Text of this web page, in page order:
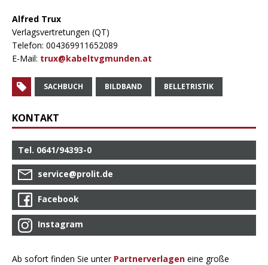
Alfred Trux
Verlagsvertretungen (QT)
Telefon: 004369911652089
E-Mail: trux@kabeltvgmunden.at
SACHBUCH BILDBAND BELLETRISTIK
KONTAKT
Tel. 0641/94393-0
service@prolit.de
Facebook
Instagram
Ab sofort finden Sie unter Partnerverlagen eine große